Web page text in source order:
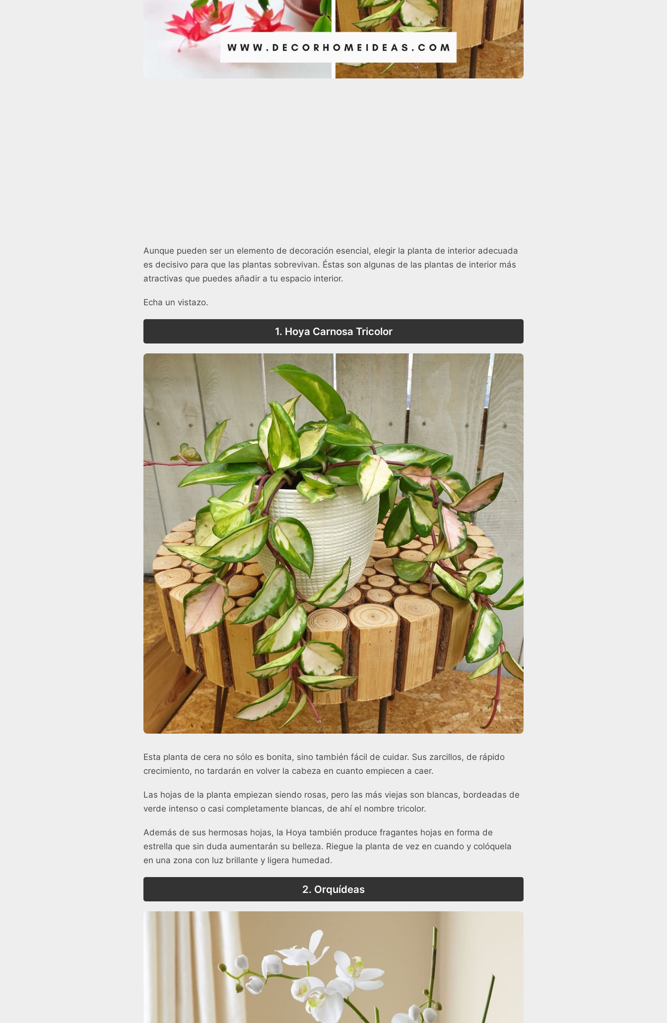
Aunque pueden ser un elemento de decoración esencial, elegir la planta de interior adecuada
es decisivo para que las plantas sobrevivan. Éstas son algunas de las plantas de interior más
atractivas que puedes añadir a tu espacio interior.
Echa un vistazo.
1. Hoya Carnosa Tricolor
Esta planta de cera no sólo es bonita, sino también fácil de cuidar. Sus zarcillos, de rápido
crecimiento, no tardarán en volver la cabeza en cuanto empiecen a caer.
Las hojas de la planta empiezan siendo rosas, pero las más viejas son blancas, bordeadas de
verde intenso o casi completamente blancas, de ahí el nombre tricolor.
Además de sus hermosas hojas, la Hoya también produce fragantes hojas en forma de
estrella que sin duda aumentarán su belleza. Riegue la planta de vez en cuando y colóquela
en una zona con luz brillante y ligera humedad.
2. Orquídeas